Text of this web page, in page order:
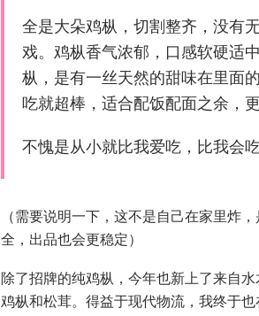
全是大朵鸡枞，切割整齐，没有
戏。鸡枞香气浓郁，口感软硬适
枞，是有一丝天然的甜味在里面
吃就超棒，适合配饭配面之余，
不愧是从小就比我爱吃，比我会吃
（需要说明一下，这不是自己在家里炸
全，出品也会更稳定）
除了招牌的纯鸡枞，今年也新上了来自
鸡枞和松茸。得益于现代物流，我终于